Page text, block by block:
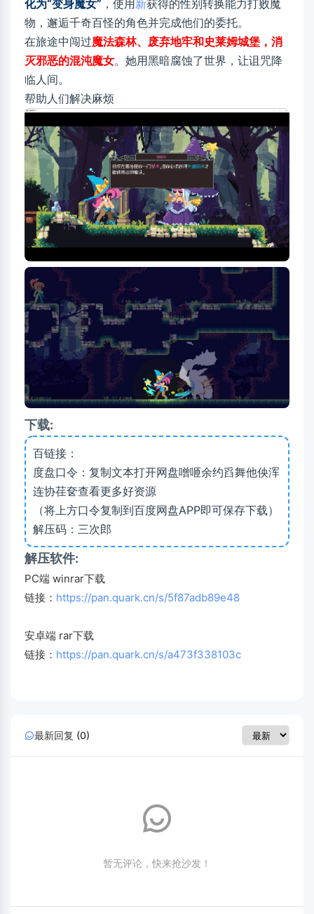
化为“变身魔女” ，使用新获得的性别转换能力打败魔
物，邂逅千奇百怪的角色并完成他们的委托。
在旅途中闯过魔法森林、废弃地牢和史莱姆城堡，消
灭邪恶的混沌魔女。她用黑暗腐蚀了世界，让诅咒降
临人间。
帮助人们解决麻烦
下载:
百链接：
度盘口令：复制文本打开网盘噌咂余约舀舞他佒浑
连协荏奁查看更多好资源
（将上方口令复制到百度网盘APP即可保存下载）
解压码：三次郎
解压软件:
PC端 winrar下载
链接： https://pan.quark.cn/s/5f87adb89e48
安卓端 rar下载
链接： https://pan.quark.cn/s/a473f338103c
最新回复 (0)
暂无评论，快来抢沙发！